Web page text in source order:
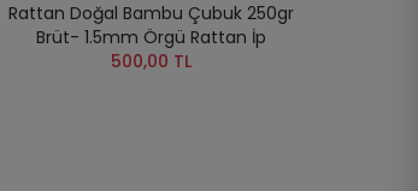
Rattan Doğal Bambu Çubuk 250gr
Brüt- 1.5mm Örgü Rattan İp
500,00 TL